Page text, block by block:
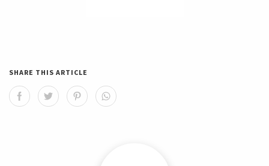
SHARE THIS ARTICLE